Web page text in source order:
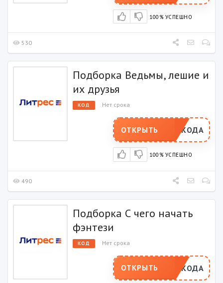
100% УСПЕШНО
530
Подборка Ведьмы, лешие и
их друзья
КОД Нет срока
РОМОКОДА
ОТКРЫТЬ
100% УСПЕШНО
490
Подборка С чего начать
фэнтези
КОД Нет срока
РОМОКОДА
ОТКРЫТЬ